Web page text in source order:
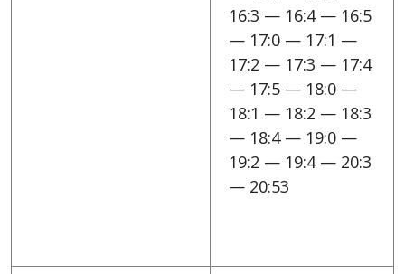
16:3 — 16:4 — 16:5
— 17:0 — 17:1 —
17:2 — 17:3 — 17:4
— 17:5 — 18:0 —
18:1 — 18:2 — 18:3
— 18:4 — 19:0 —
19:2 — 19:4 — 20:3
— 20:53